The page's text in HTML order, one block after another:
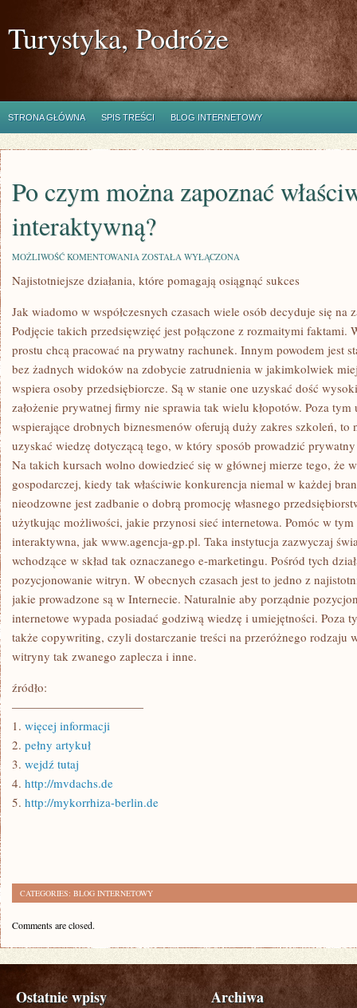
Turystyka, Podróże
STRONA GŁÓWNA SPIS TREŚCI BLOG INTERNETOWY
Po czym można zapoznać
interaktywną?
MOŻLIWOŚĆ KOMENTOWANIA PO
MOŻNA
AGENCJĘ
INTERAKTYWNĄ?
ZOSTAŁA WYŁĄCZONA
Najistotniejsze działania, które pomagają osiągnąć sukces
Jak wiadomo w współczesnych czasach wiele osób decyduje się na
Podjęcie takich przedsięwzięć jest połączone z rozmaitymi
prostu chcą pracować na prywatny rachunek. Innym powodem jest
bez żadnych widoków na zdobycie zatrudnienia w jakimkolwiek
wspiera osoby przedsiębiorcze. Są w stanie one uzyskać dość
założenie prywatnej firmy nie sprawia tak wielu kłopotów. Poza
wspierające drobnych biznesmenów oferują duży zakres szkoleń,
uzyskać wiedzę dotyczącą tego, w który sposób prowadzić
Na takich kursach wolno dowiedzieć się w głównej mierze tego, że
gospodarczej, kiedy tak właściwie konkurencja niemal w każdej
nieodzowne jest zadbanie o dobrą promocję własnego
użytkując możliwości, jakie przynosi sieć internetowa. Pomóc w tym
interaktywna, jak www.agencja-gp.pl. Taka instytucja zazwyczaj
wchodzące w skład tak oznaczanego e-marketingu. Pośród tych
pozycjonowanie witryn. W obecnych czasach jest to jedno z
jakie prowadzone są w Internecie. Naturalnie aby porządnie
internetowe wypada posiadać godziwą wiedzę i umiejętności. Poza
także copywriting, czyli dostarczanie treści na przeróżnego rodzaju
witryny tak zwanego zaplecza i inne.
źródło:
———————————
1. więcej informacji
2. pełny artykuł
3. wejdź tutaj
4. http://mvdachs.de
5. http://mykorrhiza-berlin.de
CATEGORIES: BLOG INTERNETOWY
Comments are closed.
Ostatnie wpisy Archiwa